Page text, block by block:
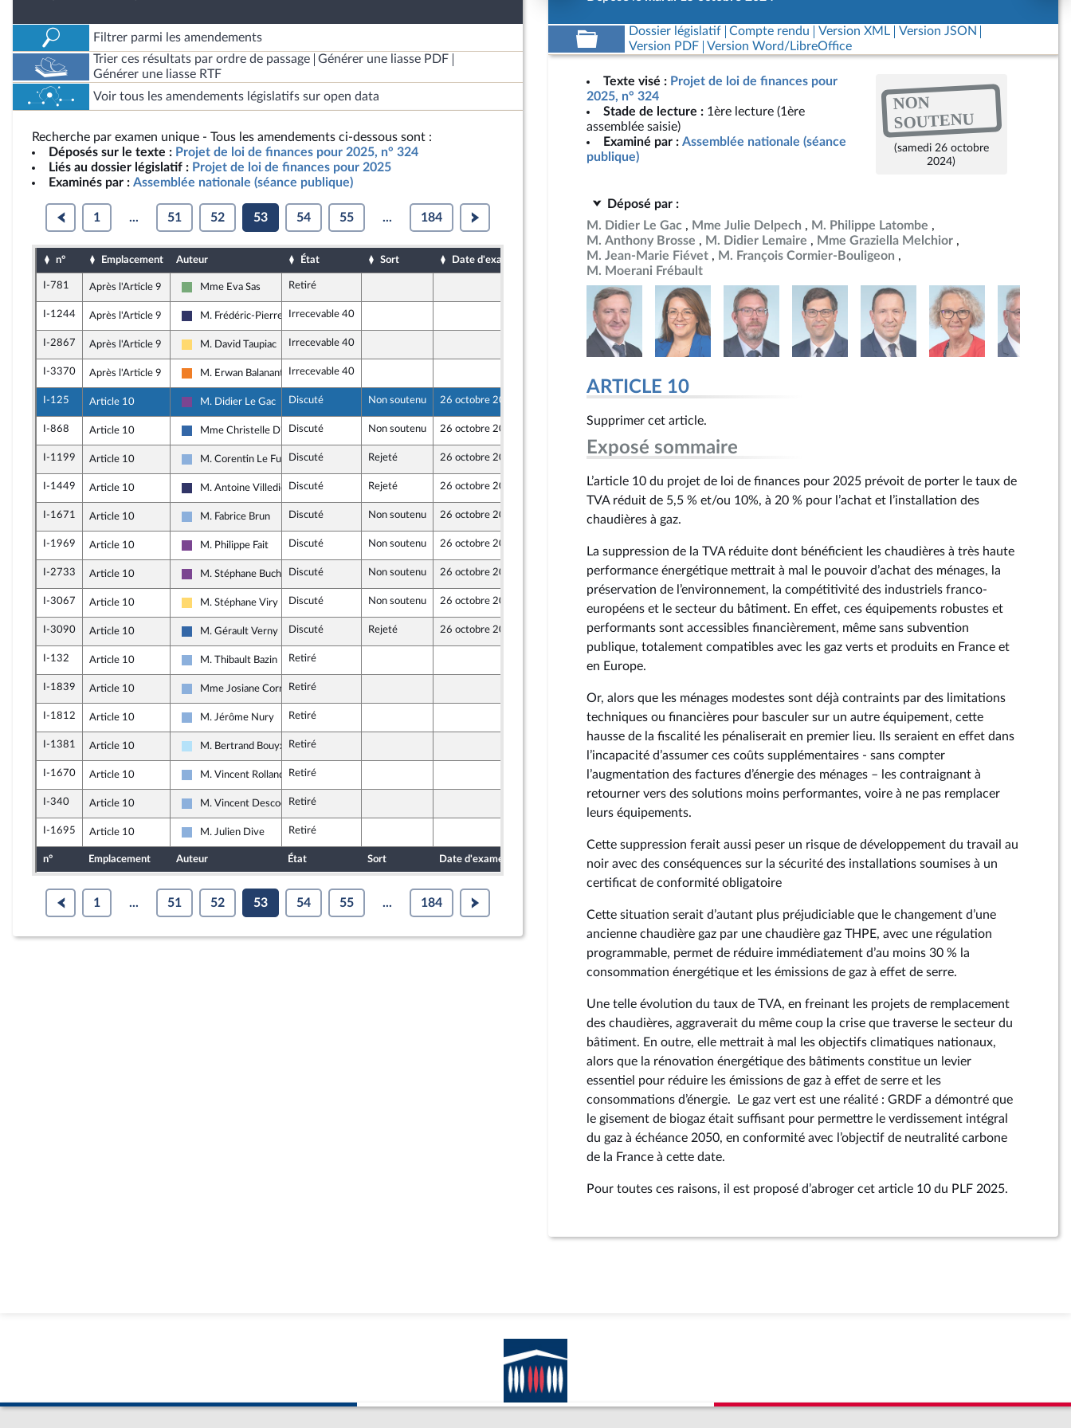
Filtrer parmi les amendements
Trier ces résultats par ordre de passage
Générer une liasse PDF
Générer une liasse RTF
Voir tous les amendements législatifs sur open data
Recherche par examen unique - Tous les amendements ci-dessous sont :
Déposés sur le texte : Projet de loi de finances pour 2025, n° 324
Liés au dossier législatif : Projet de loi de finances pour 2025
Examinés par : Assemblée nationale (séance publique)
1 ... 51 52 53 54 55 ... 184
n° Emplacement Auteur État Sort Date d'examen Date de dépôt
I-781 Après l'Article 9
Écologiste et Social
Mme Eva Sas Retiré 17 octobre 2024
I-1244 Après l'Article 9
Rassemblement National
M. Frédéric-Pierre VosIrrecevable 40 17 octobre 2024
I-2867 Après l'Article 9
Libertés, Indépendants, Outre-mer et Territoires
M. David Taupiac Irrecevable 40 19 octobre 2024
I-3370 Après l'Article 9
Les Démocrates
M. Erwan Balanant Irrecevable 40
I-125 Article 10
Ensemble pour la République
M. Didier Le Gac Discuté Non soutenu 26 octobre 2024 15 octobre 2024
I-868 Article 10
UDR
Mme Christelle D'Intorni
Discuté Non soutenu 26 octobre 2024 17 octobre 2024
I-1199 Article 10
Droite Républicaine
M. Corentin Le Fur Discuté Rejeté 26 octobre 2024 17 octobre 2024
I-1449 Article 10
Rassemblement National
M. Antoine VilledieuDiscuté Rejeté 26 octobre 2024 17 octobre 2024
I-1671 Article 10
Droite Républicaine
M. Fabrice Brun Discuté Non soutenu 26 octobre 2024 18 octobre 2024
I-1969 Article 10
Ensemble pour la République
M. Philippe Fait Discuté Non soutenu 26 octobre 2024
I-2733 Article 10
Ensemble pour la République
M. Stéphane BuchouDiscuté Non soutenu 26 octobre 2024 19 octobre 2024
I-3067 Article 10
Libertés, Indépendants, Outre-mer et Territoires
M. Stéphane Viry Discuté Non soutenu 26 octobre 2024
I-3090 Article 10
UDR
M. Gérault Verny Discuté Rejeté 26 octobre 2024 19 octobre 2024
I-132 Article 10
Droite Républicaine
M. Thibault Bazin Retiré
I-1839 Article 10
Droite Républicaine
Mme Josiane Corneloup
Retiré
I-1812 Article 10
Droite Républicaine
M. Jérôme Nury Retiré 18 octobre 2024
I-1381 Article 10
Horizons & Indépendants
M. Bertrand Bouyx Retiré
I-1670 Article 10
Droite Républicaine
M. Vincent Rolland Retiré 18 octobre 2024
I-340 Article 10
Droite Républicaine
M. Vincent DescoeurRetiré
I-1695 Article 10
Droite Républicaine
M. Julien Dive Retiré
n° Emplacement Auteur État Sort Date d'examen Date de dépôt
1 ... 51 52 53 54 55 ... 184
Dossier législatif Compte rendu Version XML
Version JSON
Version PDF
Version Word/LibreOffice
Texte visé : Projet de loi de finances pour
2025, n° 324
Stade de lecture : 1ère lecture (1ère
assemblée saisie)
Examiné par : Assemblée nationale (séance
publique)
NON
SOUTENU
(samedi 26 octobre
2024)
Déposé par :
M. Didier Le Gac
Mme Julie Delpech
M. Philippe Latombe
M. Anthony Brosse
M. Didier Lemaire
Mme Graziella Melchior
M. Jean-Marie Fiévet
M. François Cormier-Bouligeon
M. Moerani Frébault
ARTICLE 10
Supprimer cet article.
Exposé sommaire
L’article 10 du projet de loi de finances pour 2025 prévoit de porter le taux de
TVA réduit de 5,5 % et/ou 10%, à 20 % pour l’achat et l’installation des
chaudières à gaz.
La suppression de la TVA réduite dont bénéficient les chaudières à très haute
performance énergétique mettrait à mal le pouvoir d’achat des ménages, la
préservation de l’environnement, la compétitivité des industriels franco-
européens et le secteur du bâtiment. En effet, ces équipements robustes et
performants sont accessibles financièrement, même sans subvention
publique, totalement compatibles avec les gaz verts et produits en France et
en Europe.
Or, alors que les ménages modestes sont déjà contraints par des limitations
techniques ou financières pour basculer sur un autre équipement, cette
hausse de la fiscalité les pénaliserait en premier lieu. Ils seraient en effet dans
l’incapacité d’assumer ces coûts supplémentaires - sans compter
l’augmentation des factures d’énergie des ménages – les contraignant à
retourner vers des solutions moins performantes, voire à ne pas remplacer
leurs équipements.
Cette suppression ferait aussi peser un risque de développement du travail au
noir avec des conséquences sur la sécurité des installations soumises à un
certificat de conformité obligatoire
Cette situation serait d’autant plus préjudiciable que le changement d’une
ancienne chaudière gaz par une chaudière gaz THPE, avec une régulation
programmable, permet de réduire immédiatement d’au moins 30 % la
consommation énergétique et les émissions de gaz à effet de serre.
Une telle évolution du taux de TVA, en freinant les projets de remplacement
des chaudières, aggraverait du même coup la crise que traverse le secteur du
bâtiment. En outre, elle mettrait à mal les objectifs climatiques nationaux,
alors que la rénovation énergétique des bâtiments constitue un levier
essentiel pour réduire les émissions de gaz à effet de serre et les
consommations d’énergie. Le gaz vert est une réalité : GRDF a démontré que
le gisement de biogaz était suffisant pour permettre le verdissement intégral
du gaz à échéance 2050, en conformité avec l’objectif de neutralité carbone
de la France à cette date.
Pour toutes ces raisons, il est proposé d’abroger cet article 10 du PLF 2025.